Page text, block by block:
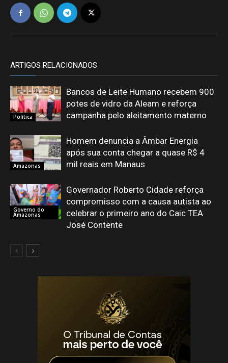
ARTIGOS RELACIONADOS
Política
Bancos de Leite Humano recebem 900
potes de vidro da Aleam e reforça
campanha pelo aleitamento materno
Amazonas
Homem denuncia a Âmbar Energia
após sua conta chegar a quase R$ 4
mil reais em Manaus
Governo do
Amazonas
Governador Roberto Cidade reforça
compromisso com a causa autista ao
celebrar o primeiro ano do Caic TEA
José Contente